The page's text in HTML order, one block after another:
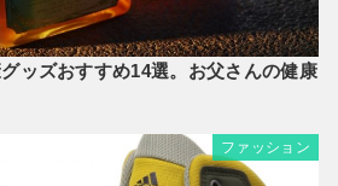
ッズおすすめ14選。お父さんの健康
ファッション